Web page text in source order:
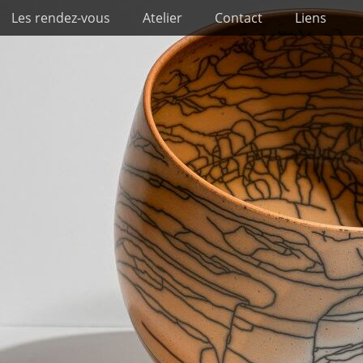
Les rendez-vous Atelier Contact Liens